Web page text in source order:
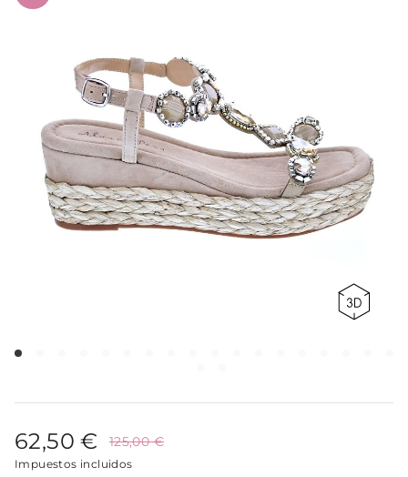
62,50 € 125,00 €
Impuestos incluidos